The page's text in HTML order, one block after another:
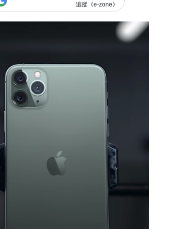
追蹤《e-zone》